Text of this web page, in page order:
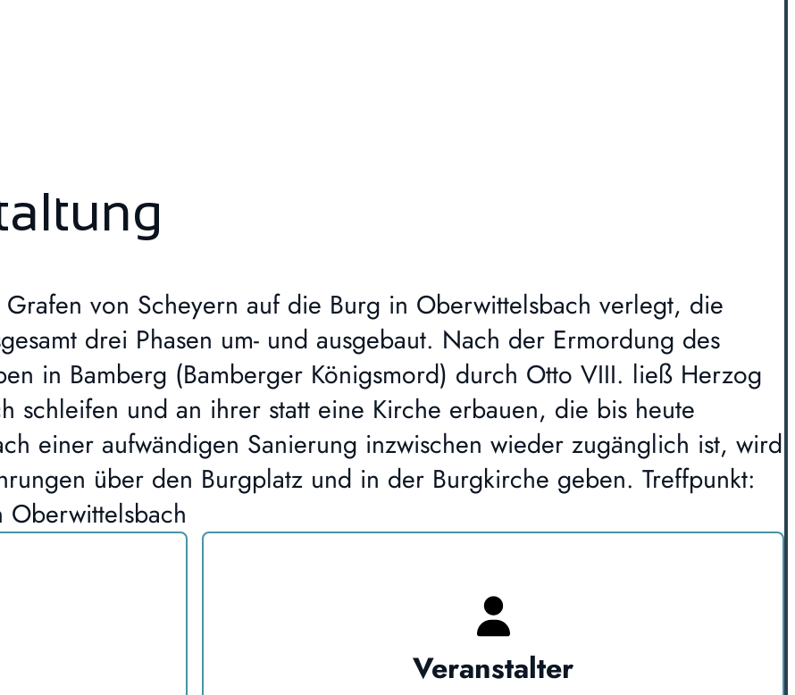
von Scheyern auf die Burg in Oberwittelsbach verlegt, die
drei Phasen um- und ausgebaut. Nach der Ermordung des
in Bamberg (Bamberger Königsmord) durch Otto VIII. ließ Herzog
schleifen und an ihrer statt eine Kirche erbauen, die bis heute
einer aufwändigen Sanierung inzwischen wieder zugänglich ist, wird
über den Burgplatz und in der Burgkirche geben. Treffpunkt:
Veranstalter